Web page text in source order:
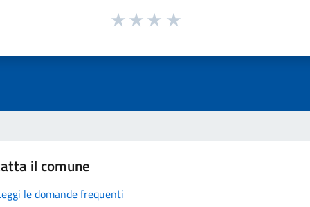
il comune
le domande frequenti